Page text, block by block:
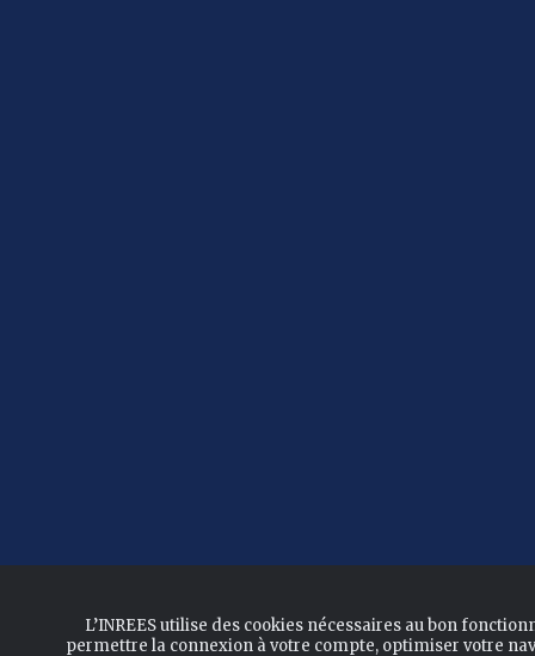
L’INREES utilise des cookies nécessaires au bon
permettre la connexion à votre compte, optimiser votre